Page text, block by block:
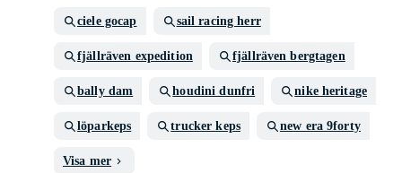
ciele gocap sail racing herr
fjällräven expedition fjällräven bergtagen
bally dam houdini dunfri nike heritage
löparkeps trucker keps new era 9forty
Visa mer